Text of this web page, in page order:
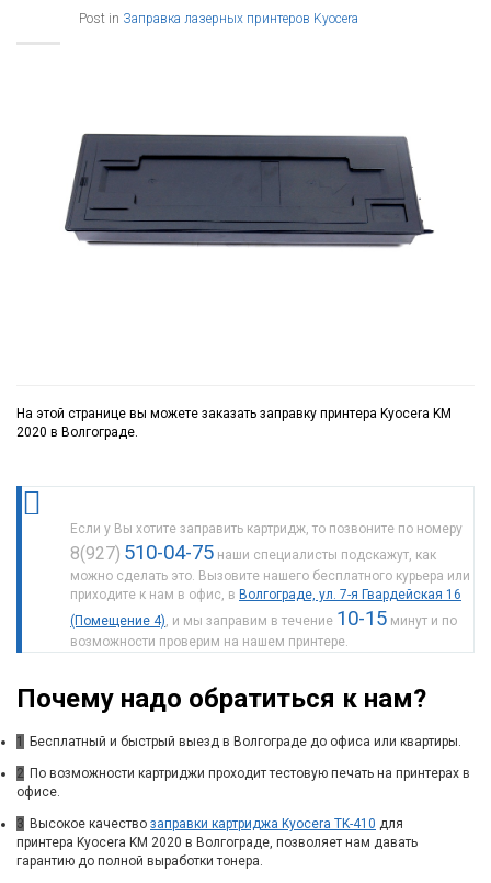
Post in Заправка лазерных принтеров Kyocera
На этой странице вы можете заказать заправку принтера Kyocera KM
2020 в Волгограде.
Если у Вы хотите заправить картридж, то позвоните по номеру
8(927) 510-04-75 наши специалисты подскажут, как
можно сделать это. Вызовите нашего бесплатного курьера или
приходите к нам в офис, в Волгограде, ул. 7-я Гвардейская 16
(Помещение 4), и мы заправим в течение 10-15 минут и по
возможности проверим на нашем принтере.
Почему надо обратиться к нам?
1 Бесплатный и быстрый выезд в Волгограде до офиса или квартиры.
2 По возможности картриджи проходит тестовую печать на принтерах в
офисе.
3 Высокое качество заправки картриджа Kyocera TK-410 для
принтера Kyocera KM 2020 в Волгограде, позволяет нам давать
гарантию до полной выработки тонера.